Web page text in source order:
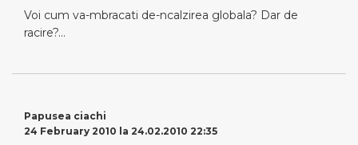
Voi cum va-mbracati de-ncalzirea globala? Dar de
racire?…
Papusea ciachi
24 February 2010 la 24.02.2010 22:35